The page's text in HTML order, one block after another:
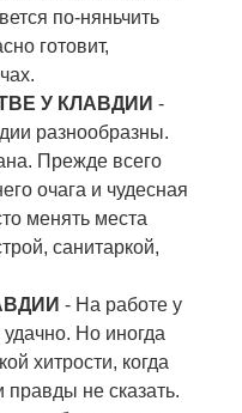
по-няньчить
готовит,
У КЛАВДИИ -
разнообразны.
Прежде всего
очага и чудесная
менять места
санитаркой,
- На работе у
Но иногда
хитрости, когда
правды не сказать.